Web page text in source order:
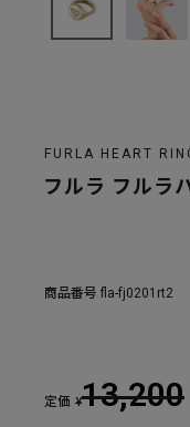
FURLA HEART
フルラ フルラ
商品番号 fla-fj0201rt2
定価 ¥13,200